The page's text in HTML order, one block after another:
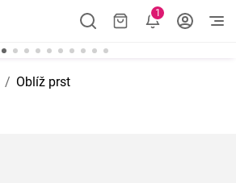
1
Oblíž prst